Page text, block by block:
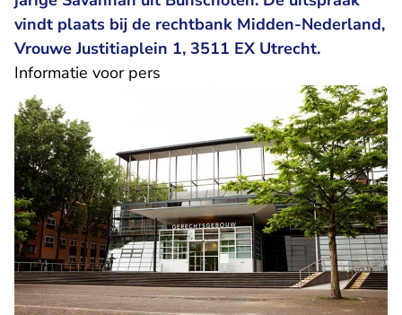
vindt plaats bij de rechtbank Midden-Nederland,
Vrouwe Justitiaplein 1, 3511 EX Utrecht.
Informatie voor pers